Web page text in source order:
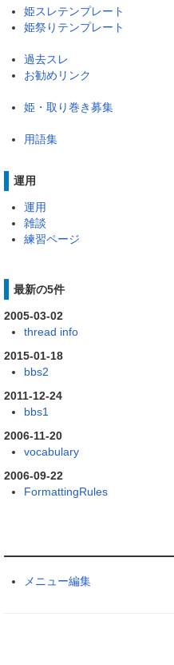
姫スレテンプレート
姫祭りテンプレート
過去スレ
お勧めリンク
姫・取り巻き募集
用語集
運用
運用
雑談
練習ページ
最新の5件
2005-03-02
thread info
2015-01-18
bbs2
2011-12-24
bbs1
2006-11-20
vocabulary
2006-09-22
FormattingRules
メニュー編集